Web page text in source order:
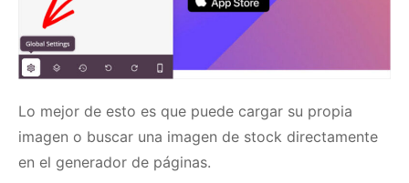
Lo mejor de esto es que puede cargar su propia
imagen o buscar una imagen de stock directamente
en el generador de páginas.